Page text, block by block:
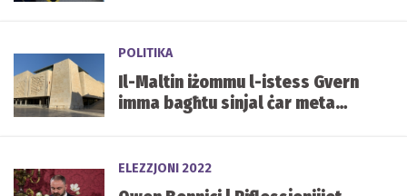
POLITIKA
Il-Maltin iżommu l-istess Gvern
imma bagħtu sinjal ċar meta
ELEZZJONI 2022